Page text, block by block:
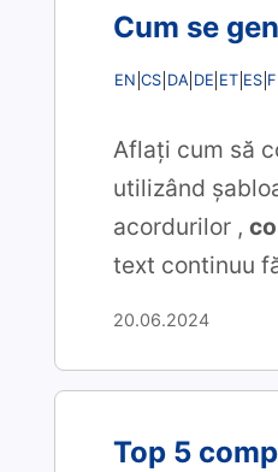
Cum se
EN CS DA DE ET ES
Aflați cum să
utilizând
acordurilor ,
text continuu
20.06.2024
Top 5